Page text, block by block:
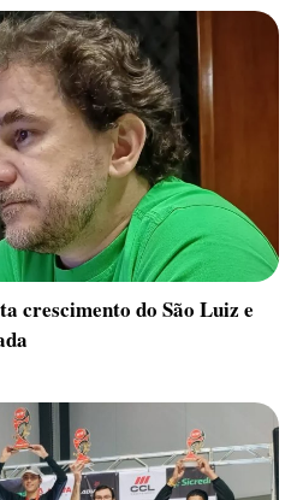
crescimento do São Luiz e